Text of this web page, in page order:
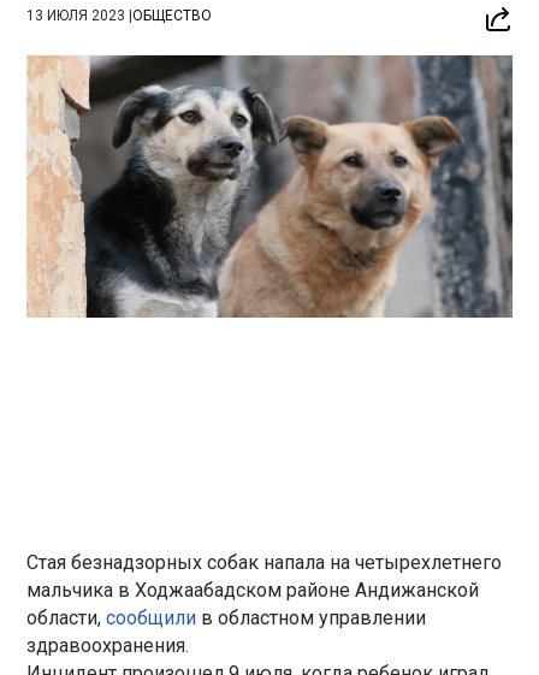
13 ИЮЛЯ 2023 |ОБЩЕСТВО
Стая безнадзорных собак напала на четырехлетнего
мальчика в Ходжаабадском районе Андижанской
области,сообщили в областном управлении
здравоохранения.